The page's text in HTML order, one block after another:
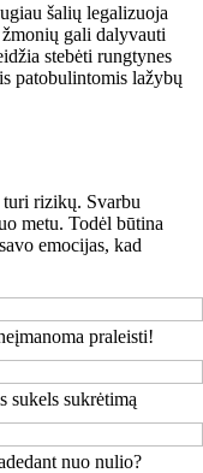
šalių legalizuoja
gali dalyvauti
stebėti rungtynes
patobulintomis lažybų
rizikų. Svarbu
metu. Todėl būtina
emocijas, kad
praleisti!
sukels sukrėtimą
nuo nulio?